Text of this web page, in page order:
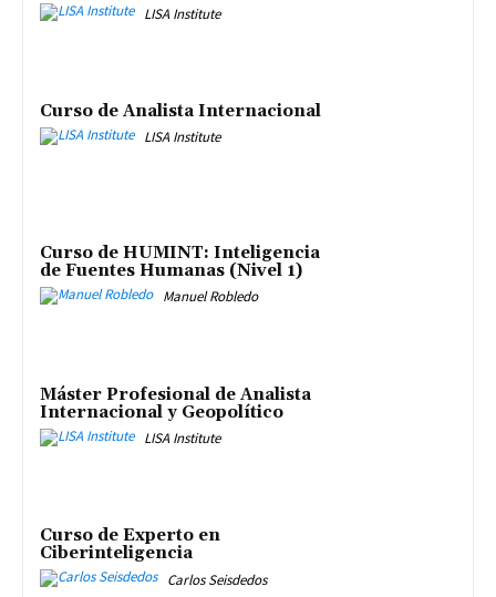
LISA Institute
Curso de Analista Internacional
LISA Institute
Curso de HUMINT: Inteligencia
de Fuentes Humanas (Nivel 1)
Manuel Robledo
Máster Profesional de Analista
Internacional y Geopolítico
LISA Institute
Curso de Experto en
Ciberinteligencia
Carlos Seisdedos